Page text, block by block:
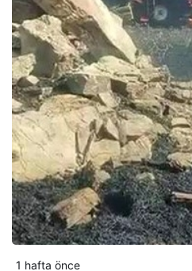
1 hafta önce